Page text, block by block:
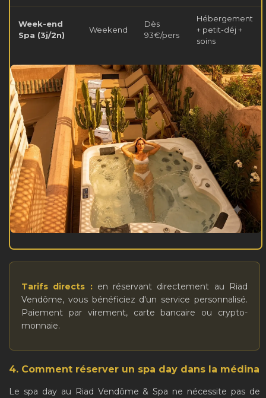
Week-end
Spa (3j/2n)
Weekend
Dès
93€/pers
Hébergement
+ petit-déj +
soins
Tarifs directs :en réservant directement au Riad
Vendôme, vous bénéficiez d'un service personnalisé.
Paiement par virement, carte bancaire ou crypto-
monnaie.
4. Comment réserver un spa day dans la médina
Le spa day au Riad Vendôme & Spa ne nécessite pas de